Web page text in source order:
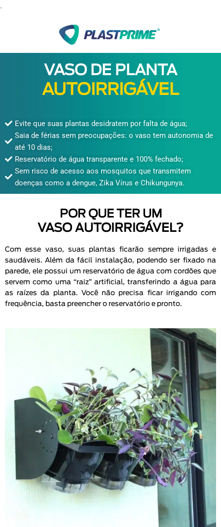
.
VASO DE PLANTA
AUTOIRRIGÁVEL
Evite que suas plantas desidratem por falta de água;
Saia de férias sem preocupações: o vaso tem autonomia de
até 10 dias;
Reservatório de água transparente e 100% fechado;
Sem risco de acesso aos mosquitos que transmitem
doenças como a dengue, Zika Vírus e Chikungunya.
POR QUE TER UM
VASO AUTOIRRIGÁVEL?
Com esse vaso, suas plantas ficarão sempre irrigadas e
saudáveis. Além da fácil instalação, podendo ser fixado na
parede, ele possui um reservatório de água com cordões que
servem como uma “raiz” artificial, transferindo a água para
as raízes da planta. Você não precisa ficar irrigando com
frequência, basta preencher o reservatório e pronto.